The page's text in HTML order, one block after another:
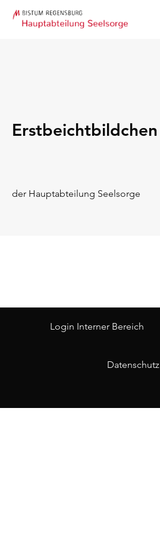
Erstbeichtbildchen
der Hauptabteilung Seelsorge
Login Interner Bereich
Datenschutz